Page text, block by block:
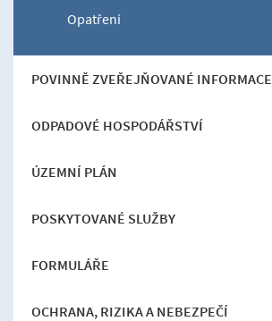
Opatření
POVINNĚ ZVEŘEJŇOVANÉ INFORMACE
ODPADOVÉ HOSPODÁŘSTVÍ
ÚZEMNÍ PLÁN
POSKYTOVANÉ SLUŽBY
FORMULÁŘE
OCHRANA, RIZIKA A NEBEZPEČÍ